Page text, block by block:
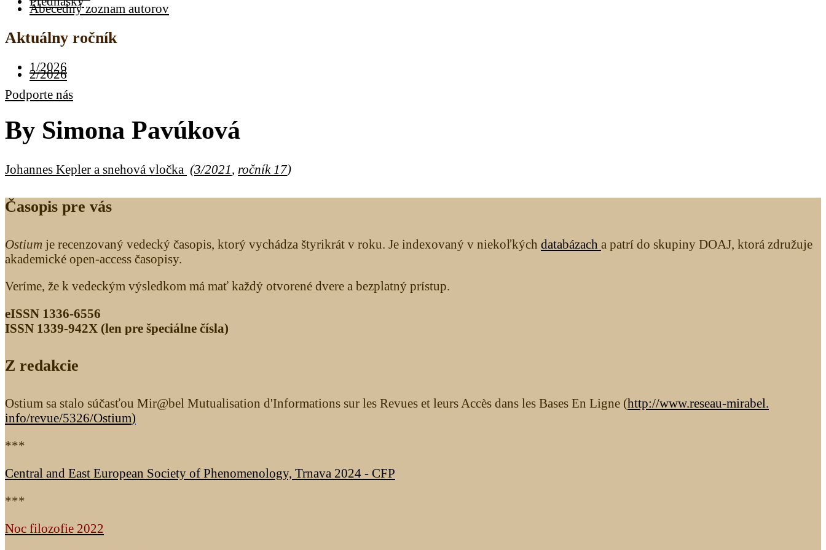
Abecedný zoznam autorov
Aktuálny ročník
1/2026
2/2026
Podporte nás
By Simona Pavúková
Johannes Kepler a snehová vločka (3/2021 ročník 17)
Časopis pre vás
Ostium je recenzovaný vedecký časopis, ktorý vychádza štyrikrát v roku. Je indexovaný v niekoľkých databázach a patrí do skupiny DOAJ, ktorá združuje
akademické open-access časopisy.
Veríme, že k vedeckým výsledkom má mať každý otvorené dvere a bezplatný prístup.
eISSN 1336-6556
ISSN 1339­-942X (len pre špeciálne čísla)
Z redakcie
Ostium sa stalo súčasťou Mir@bel Mutualisation d'Informations sur les Revues et leurs Accès dans les Bases En Ligne (http://www.reseau-mirabel.
info/revue/5326/Ostium)
***
Central and East European Society of Phenomenology, Trnava 2024 - CFP
***
Noc filozofie 2022